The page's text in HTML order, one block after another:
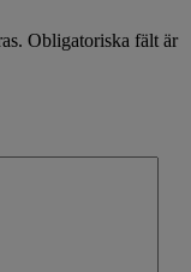
Obligatoriska fält är